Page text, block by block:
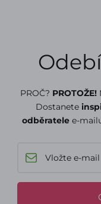
PROČ? PROTOŽE!
Dostanete
odběratelee-